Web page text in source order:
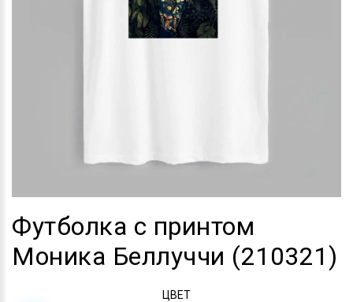
Футболка с принтом
Моника Беллуччи (210321)
ЦВЕТ